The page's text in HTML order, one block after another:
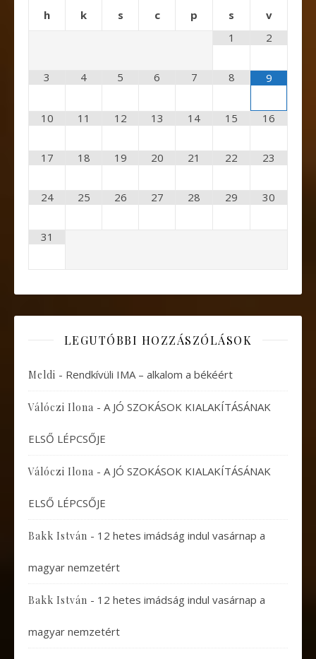
h k s c p s
v
1
2
3 4 5 6 7 8 9
10 11 12 13 14 15 16
17 18 19 20 21 22 23
24 25 26 27 28 29 30
31
LEGUTÓBBI HOZZÁSZÓLÁSOK
Meldi - Rendkívüli IMA – alkalom a békéért
Válóczi Ilona - A JÓ SZOKÁSOK KIALAKÍTÁSÁNAK
ELSŐ LÉPCSŐJE
Válóczi Ilona - A JÓ SZOKÁSOK KIALAKÍTÁSÁNAK
ELSŐ LÉPCSŐJE
Bakk István - 12 hetes imádság indul vasárnap a
magyar nemzetért
Bakk István - 12 hetes imádság indul vasárnap a
magyar nemzetért